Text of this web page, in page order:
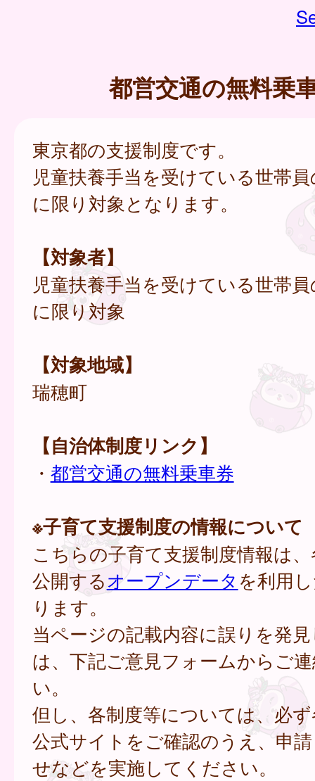
都営交通の無料乗
東京都の支援制度です。
児童扶養手当を受けている世帯
に限り対象となります。
【対象者】
児童扶養手当を受けている世帯
に限り対象
【対象地域】
瑞穂町
【自治体制度リンク】
・ 都営交通の無料乗車券
※子育て支援制度の情報について
こちらの子育て支援制度情報は
公開するオープンデータ を利用
ります。
当ページの記載内容に誤りを発
は、下記ご意見フォームからご
い。
但し、各制度等については、必
公式サイトをご確認のうえ、申
せなどを実施してください。